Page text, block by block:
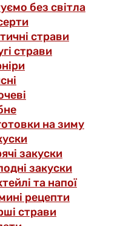
без світла
страви
страви
на зиму
закуски
закуски
та напої
рецепти
страви